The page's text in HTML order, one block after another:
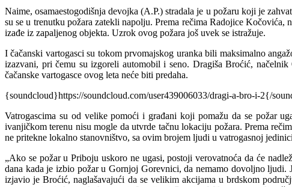
Naime, osamaestogodišnja devojka (A.P.) stradala je u požaru koji je
su se u trenutku požara zatekli napolju. Prema rečima Radojice
izađe iz zapaljenog objekta. Uzrok ovog požara još uvek se istražuje.
I čačanski vartogasci su tokom prvomajskog uranka bili maksimalno
izazvani, pri čemu su izgoreli automobil i seno. Dragiša Broćić,
čačanske vartogasce ovog leta neće biti predaha.
{soundcloud}https://soundcloud.com/user439006033/dragi-a-bro-i-2{/
Vatrogascima su od velike pomoći i građani koji pomažu da se požar
ivanjičkom terenu nisu mogle da utvrde tačnu lokaciju požara. Prema
ne pritekne lokalno stanovništvo, sa ovim brojem ljudi u vatrogasnoj
„Ako se požar u Priboju uskoro ne ugasi, postoji verovatnoća da će
dana kada je izbio požar u Gornjoj Gorevnici, da nemamo dovoljno ljudi.
izjavio je Broćić, naglašavajući da se velikim akcijama u brdskom